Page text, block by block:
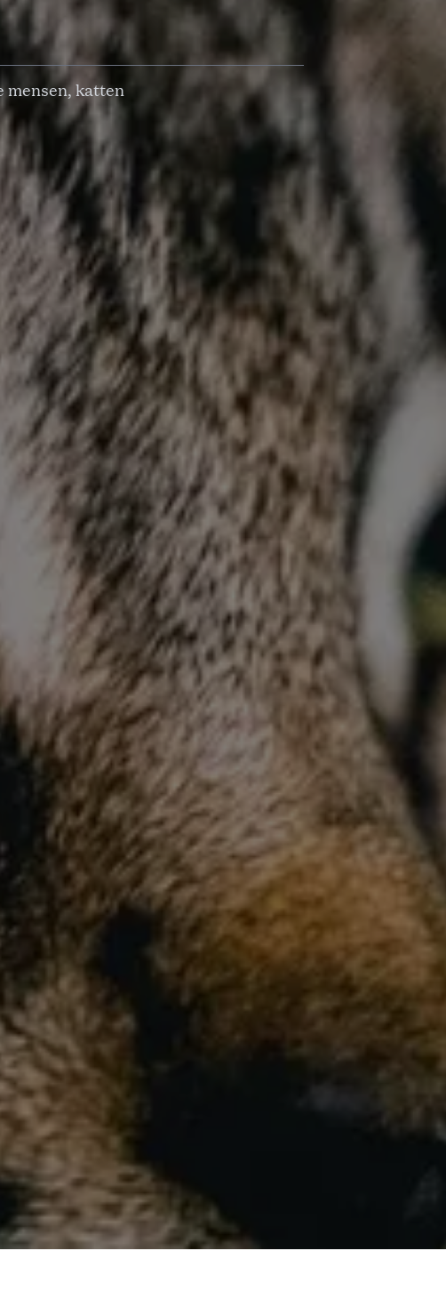
mensen, katten